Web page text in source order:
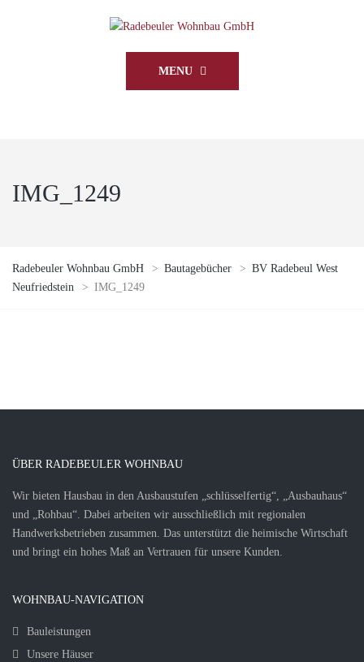
MENU
IMG_1249
Radebeuler Wohnbau GmbH > Bautagebücher > BV Radebeul West
Neufriedstein
> IMG_1249
ÜBER RADEBEULER WOHNBAU
Wir bieten Hausbau in den Ausbaustufen „schlüsselfertig“, „Ausbauhaus“
und „Rohbau“. Dabei arbeiten wir ausschließlich mit regionalen
Handwerksbetrieben zusammen. Das unterstützt die heimische Wirtschaft
und bringt ein hohes Maß an Vertrauen für unsere Kunden.
WOHNBAU-NAVIGATION
Bauleistungen
Unsere Häuser